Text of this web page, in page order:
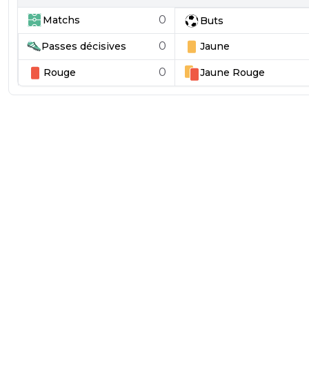
Matchs 0 Buts
Passes décisives 0 Jaune
Rouge 0 Jaune Rouge